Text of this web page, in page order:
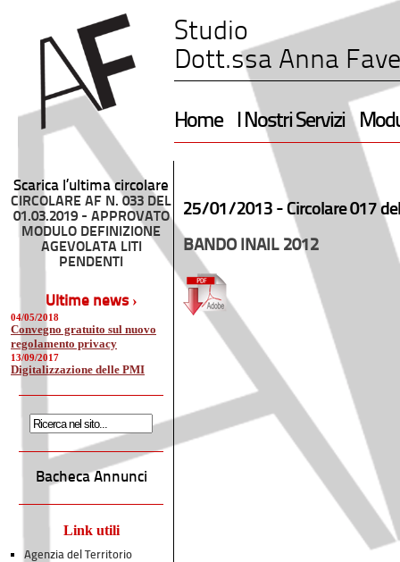
Studio
Dott.ssa Anna
Home I Nostri Servizi
Scarica l’ultima circolare
CIRCOLARE AF N. 033 DEL
01.03.2019 - APPROVATO
MODULO DEFINIZIONE
AGEVOLATA LITI
PENDENTI
Ultime news ›
04/05/2018
Convegno gratuito sul nuovo
regolamento privacy
13/09/2017
Digitalizzazione delle PMI
Bacheca Annunci
Link utili
Agenzia del Territorio
25/01/2013 - Circolare 017
BANDO INAIL 2012